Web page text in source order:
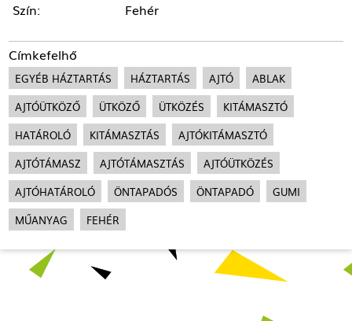
Szín:
Fehér
Címkefelhő
EGYÉB HÁZTARTÁS HÁZTARTÁS AJTÓ
ABLAK
AJTÓÜTKÖZŐ
ÜTKÖZŐ ÜTKÖZÉS
KITÁMASZTÓ
HATÁROLÓ
KITÁMASZTÁS
AJTÓKITÁMASZTÓ
AJTÓTÁMASZ
AJTÓTÁMASZTÁS
AJTÓÜTKÖZÉS
AJTÓHATÁROLÓ
ÖNTAPADÓS ÖNTAPADÓ
GUMI
MŰANYAG
FEHÉR